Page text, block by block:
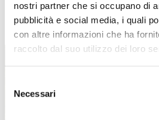
nostri partner che si occupano di
pubblicità e social media, i quali
con altre informazioni che ha
raccolto dal suo utilizzo dei loro
delNecessari
TUTTE LE CATEGORIE DEL